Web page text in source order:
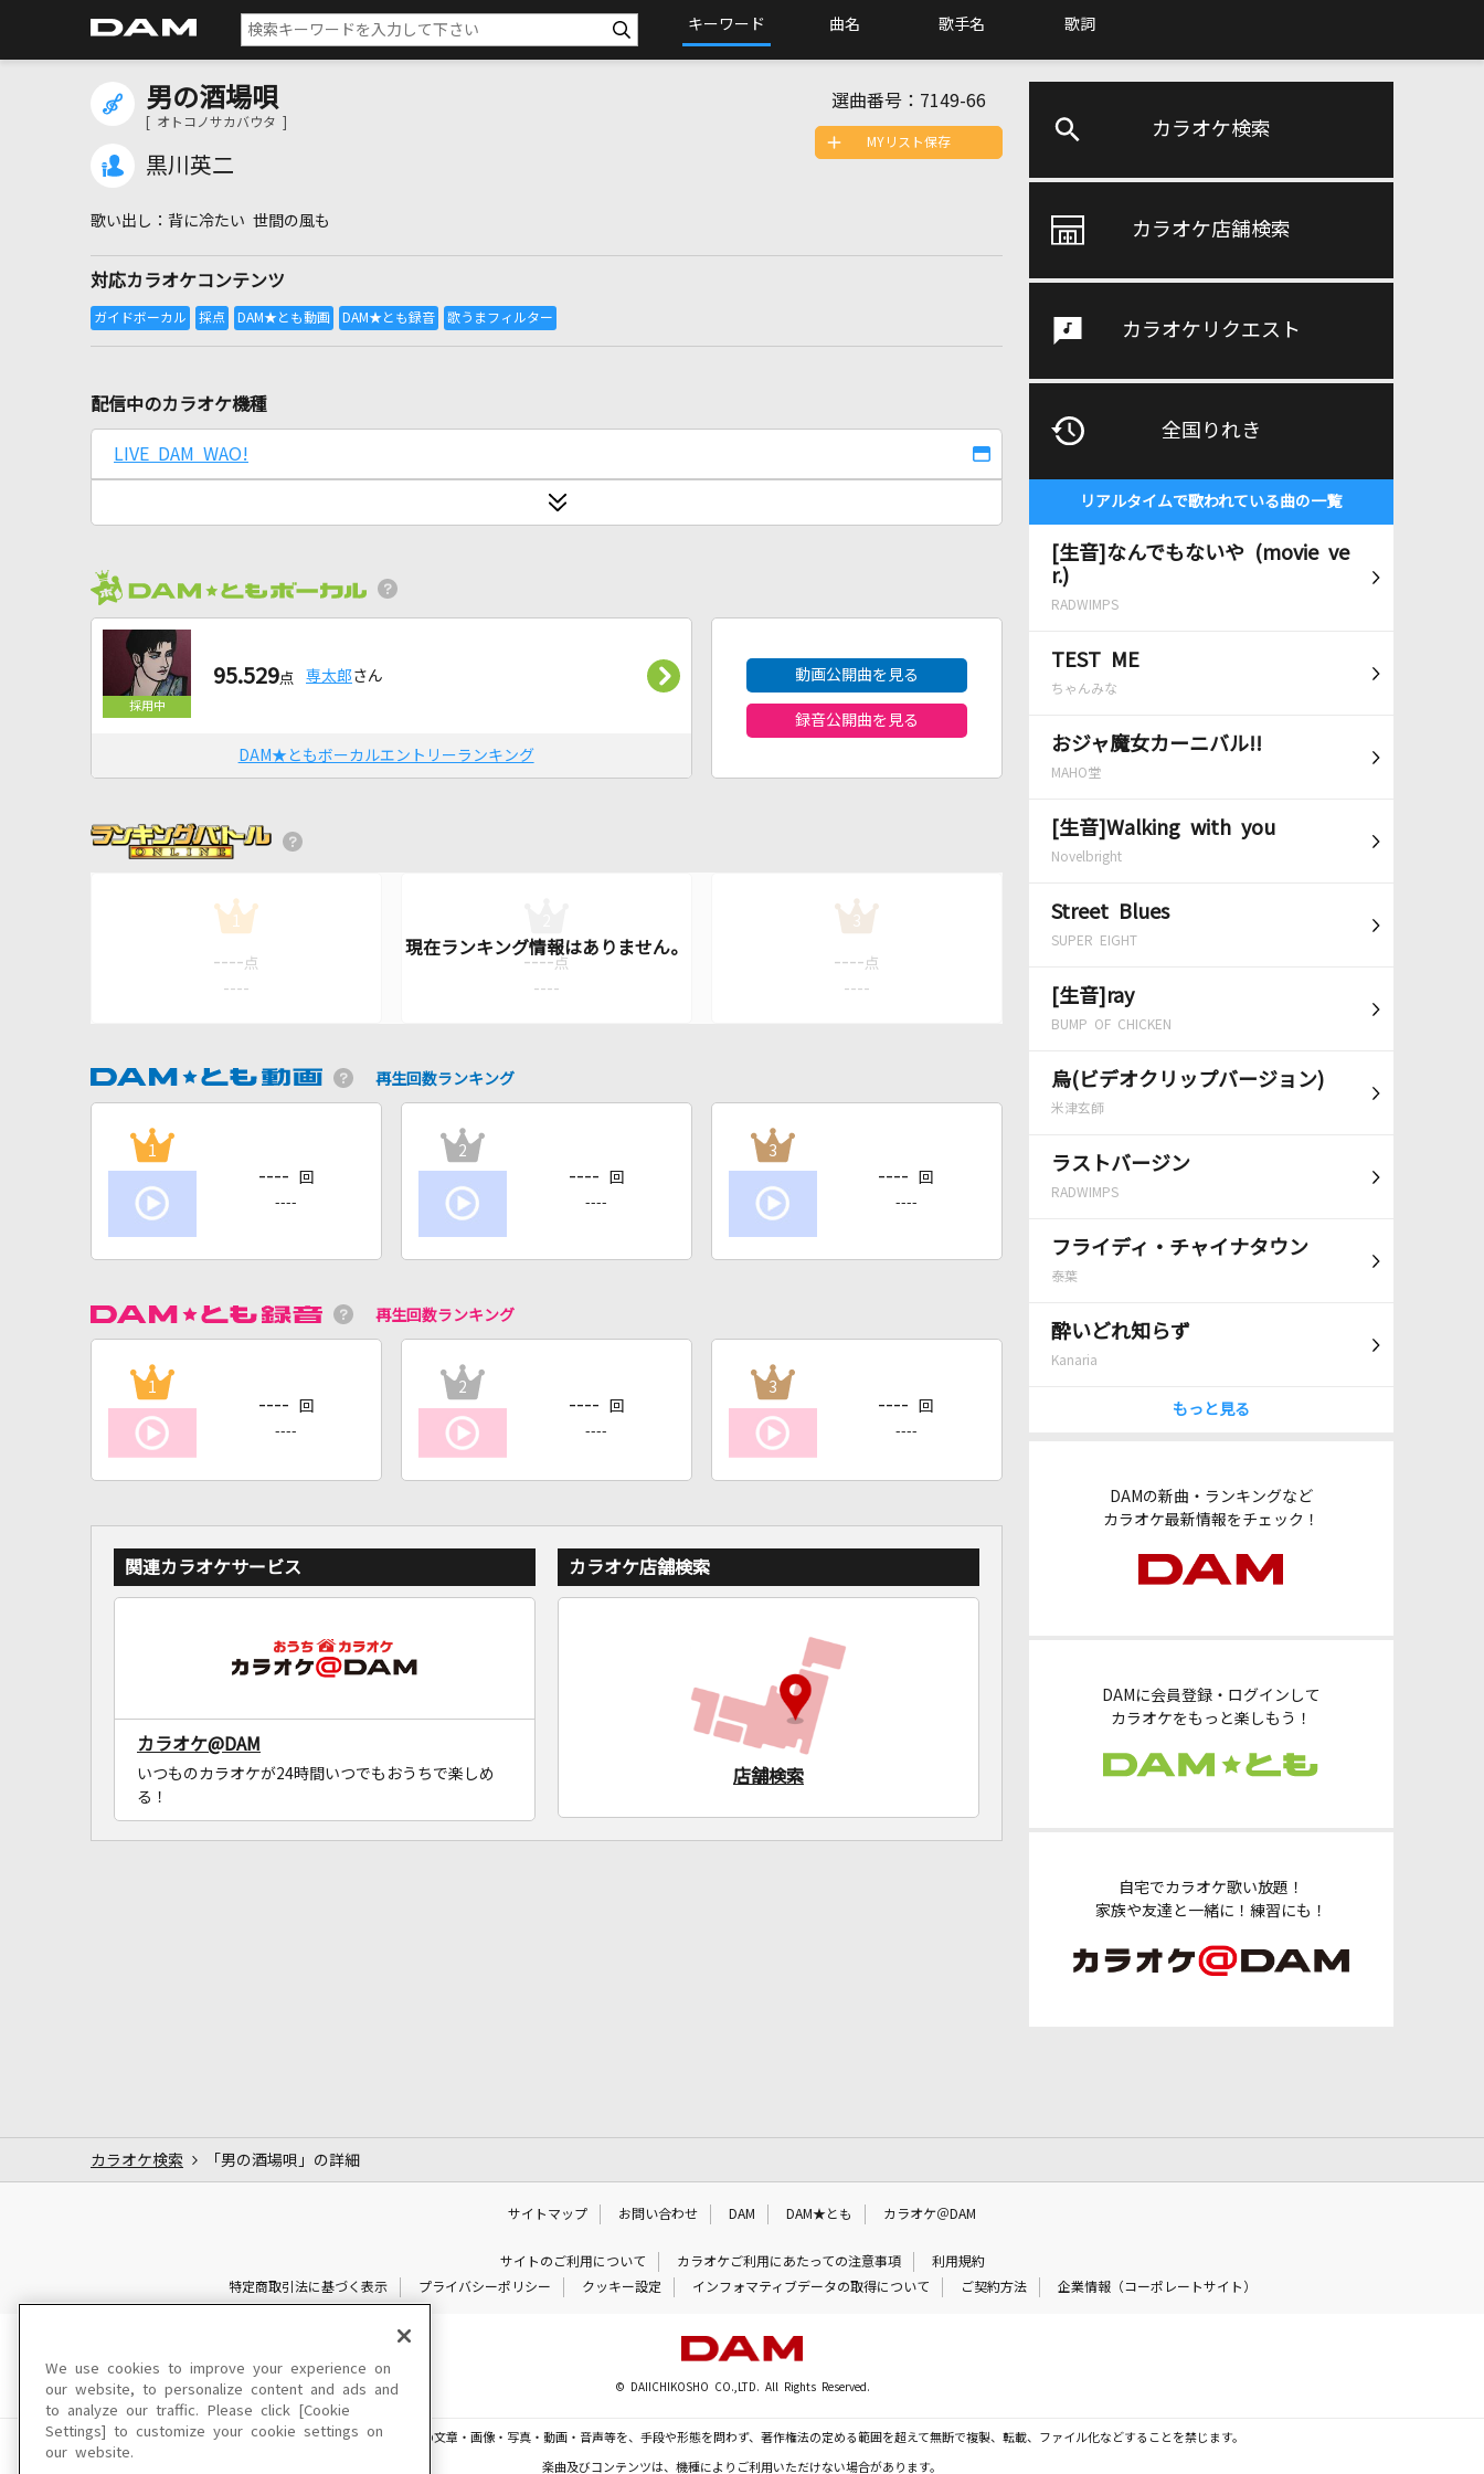
キーワード 曲名 歌手名 歌詞
カラオケ検索
カラオケ店舗検索
カラオケリクエスト
全国りれき
リアルタイムで歌われている曲の一覧
[生音]なんでもないや (movie ve
r.)
RADWIMPS
TEST ME
ちゃんみな
おジャ魔女カーニバル!!
MAHO堂
[生音]Walking with you
Novelbright
Street Blues
SUPER EIGHT
[生音]ray
BUMP OF CHICKEN
烏(ビデオクリップバージョン)
米津玄師
ラストバージン
RADWIMPS
フライディ・チャイナタウン
泰葉
酔いどれ知らず
Kanaria
もっと見る
DAMの新曲・ランキングなど
カラオケ最新情報をチェック！
DAMに会員登録・ログインして
カラオケをもっと楽しもう！
自宅でカラオケ歌い放題！
家族や友達と一緒に！練習にも！
男の酒場唄
[ オトコノサカバウタ ]
黒川英二
選曲番号： 7149-66
背に冷たい 世間の風も
対応カラオケコンテンツ
MYリスト保存
配信中のカラオケ機種
LIVE DAM WAO!
95.529点 専太郎 さん
DAM★ともボーカルエントリーランキング
動画公開曲を見る
録音公開曲を見る
1
---- 点
----
---- 点
----
3
---- 点
----
再生回数ランキング
1
---- 回
----
2
---- 回
----
3
---- 回
----
再生回数ランキング
1
---- 回
----
2
---- 回
----
3
---- 回
----
関連カラオケサービス
カラオケ@DAM
いつものカラオケが24時間いつでもおうちで楽しめ
る！
カラオケ店舗検索
店舗検索
カラオケ検索 「男の酒場唄」の詳細
サイトマップ お問い合わせ DAM DAM★とも カラオケ＠DAM
サイトのご利用について カラオケご利用にあたっての注意事項
利用規約
特定商取引法に基づく表示
プライバシーポリシー クッキー設定 インフォマティブデータの取得について ご契約方法 企業情報（コーポレートサイト）
© DAIICHIKOSHO CO.,LTD. All Rights Reserved.
このサイトに掲載されている一切の文章・画像・写真・動画・音声等を、手段や形態を問わず、著作権法の定める範囲を超えて無断で複製、転載、ファイル化などすることを禁じます。
楽曲及びコンテンツは、機種によりご利用いただけない場合があります。
We use cookies to improve your experience on
our website, to personalize content and ads and
to analyze our traffic. Please click [Cookie
Settings] to customize your cookie settings on
our website.